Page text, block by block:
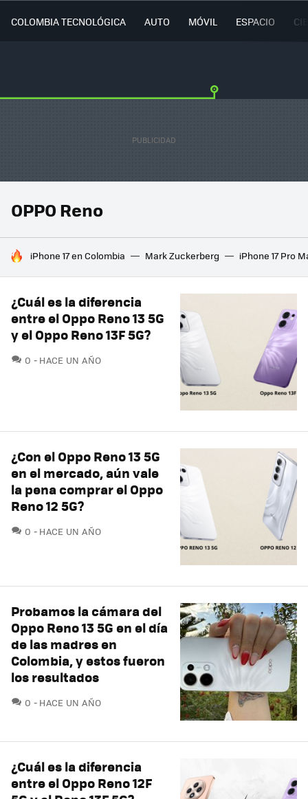
COLOMBIA TECNOLÓGICA AUTO MÓVIL ESPACIO
OPPO Reno
HOY SE HABLA DE
iPhone 17 en Colombia Mark Zuckerberg iPhone 17 Pro
¿Cuál es la diferencia
entre el Oppo Reno 13 5G
y el Oppo Reno 13F 5G?
0 COMENTARIOS
HACE UN AÑO
¿Con el Oppo Reno 13 5G
en el mercado, aún vale
la pena comprar el Oppo
Reno 12 5G?
0 COMENTARIOS
HACE UN AÑO
Probamos la cámara del
Oppo Reno 13 5G en el día
de las madres en
Colombia, y estos fueron
los resultados
0 COMENTARIOS
HACE UN AÑO
¿Cuál es la diferencia
entre el Oppo Reno 12F